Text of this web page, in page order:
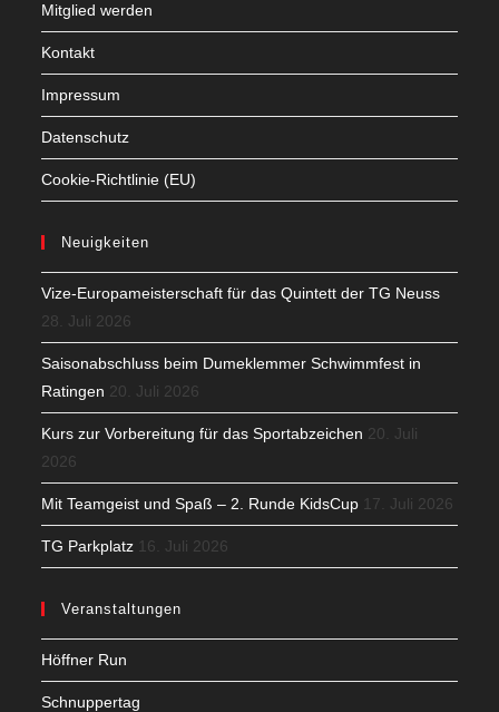
Mitglied werden
Kontakt
Impressum
Datenschutz
Cookie-Richtlinie (EU)
Neuigkeiten
Vize-Europameisterschaft für das Quintett der TG Neuss
28. Juli 2026
Saisonabschluss beim Dumeklemmer Schwimmfest in
Ratingen 20. Juli 2026
Kurs zur Vorbereitung für das Sportabzeichen 20. Juli
2026
Mit Teamgeist und Spaß – 2. Runde KidsCup 17. Juli 2026
TG Parkplatz 16. Juli 2026
Veranstaltungen
Höffner Run
Schnuppertag